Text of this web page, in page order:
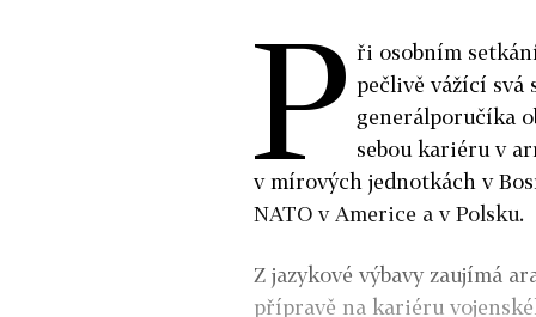
P ři osobním
pečlivě vážící svá
generálporučíka
sebou kariéru v
v mírových jednotkách v
NATO v Americe a v Polsku.
Z jazykové výbavy zaujímá
přípravě na kariéru